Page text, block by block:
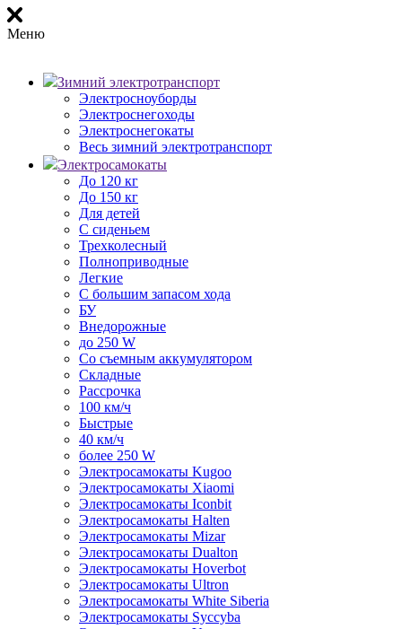
Меню
Зимний электротранспорт
Электросноуборды
Электроснегоходы
Электроснегокаты
Весь зимний электротранспорт
Электросамокаты
До 120 кг
До 150 кг
Для детей
С сиденьем
Трехколесный
Полноприводные
Легкие
С большим запасом хода
БУ
Внедорожные
до 250 W
Со съемным аккумулятором
Складные
Рассрочка
100 км/ч
Быстрые
40 км/ч
более 250 W
Электросамокаты Kugoo
Электросамокаты Xiaomi
Электросамокаты Iconbit
Электросамокаты Halten
Электросамокаты Mizar
Электросамокаты Dualton
Электросамокаты Hoverbot
Электросамокаты Ultron
Электросамокаты White Siberia
Электросамокаты Syccyba